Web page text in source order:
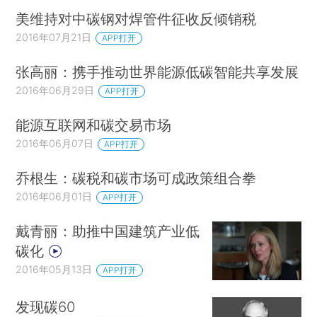
美维持对中碳钢对焊管件征收反倾销税
2016年07月21日 APP打开
张高丽：携手推动世界能源低碳智能共享发展
2016年06月29日 APP打开
能源互联网和碳交易市场
2016年06月07日 APP打开
乔根生：碳税和碳市场可成政策组合拳
2016年06月01日 APP打开
戴青丽：助推中国建筑产业低
碳化
2016年05月13日 APP打开
发现碳60